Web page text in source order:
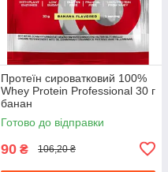
Протеїн сироватковий 100%
Whey Protein Professional 30 г
банан
Готово до відправки
90 ₴ 106,20 ₴